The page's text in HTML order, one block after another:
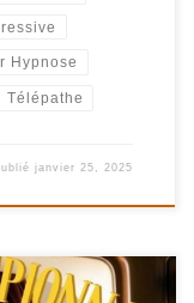
Hypnose
Télépathe
janvier 25, 2025